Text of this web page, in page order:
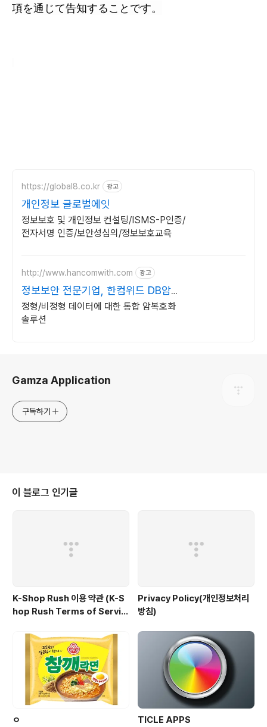
項を通じて告知することです。
https://global8.co.kr 광고
개인정보 글로벌에잇
정보보호 및 개인정보 컨설팅/ISMS-P인증/
전자서명 인증/보안성심의/정보보호교육
http://www.hancomwith.com 광고
정보보안 전문기업, 한컴위드 DB암호
화 솔루션
정형/비정형 데이터에 대한 통합 암복호화
솔루션
Gamza Application
구독하기
이 블로그 인기글
K-Shop Rush 이용 약관 (K-S
hop Rush Terms of Servic
Privacy Policy(개인정보처리
방침)
ㅇ TICLE APPS